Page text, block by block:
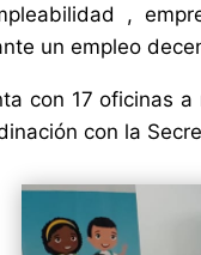
,
un empleo
con 17 oficinas
con la